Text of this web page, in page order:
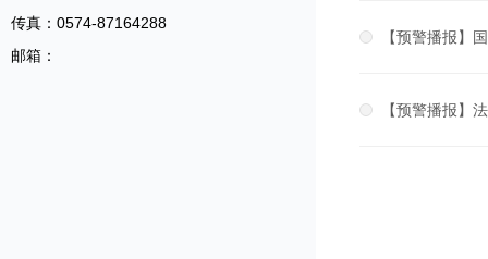
传真：0574-87164288
邮箱：
【预警播报】
【预警播报】